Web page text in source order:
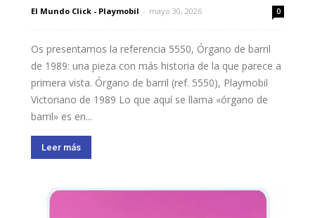
El Mundo Click - Playmobil - mayo 30, 2026 0
Os presentamos la referencia 5550, Órgano de barril
de 1989: una pieza con más historia de la que parece a
primera vista. Órgano de barril (ref. 5550), Playmobil
Victoriano de 1989 Lo que aquí se llama «órgano de
barril» es en...
Leer más